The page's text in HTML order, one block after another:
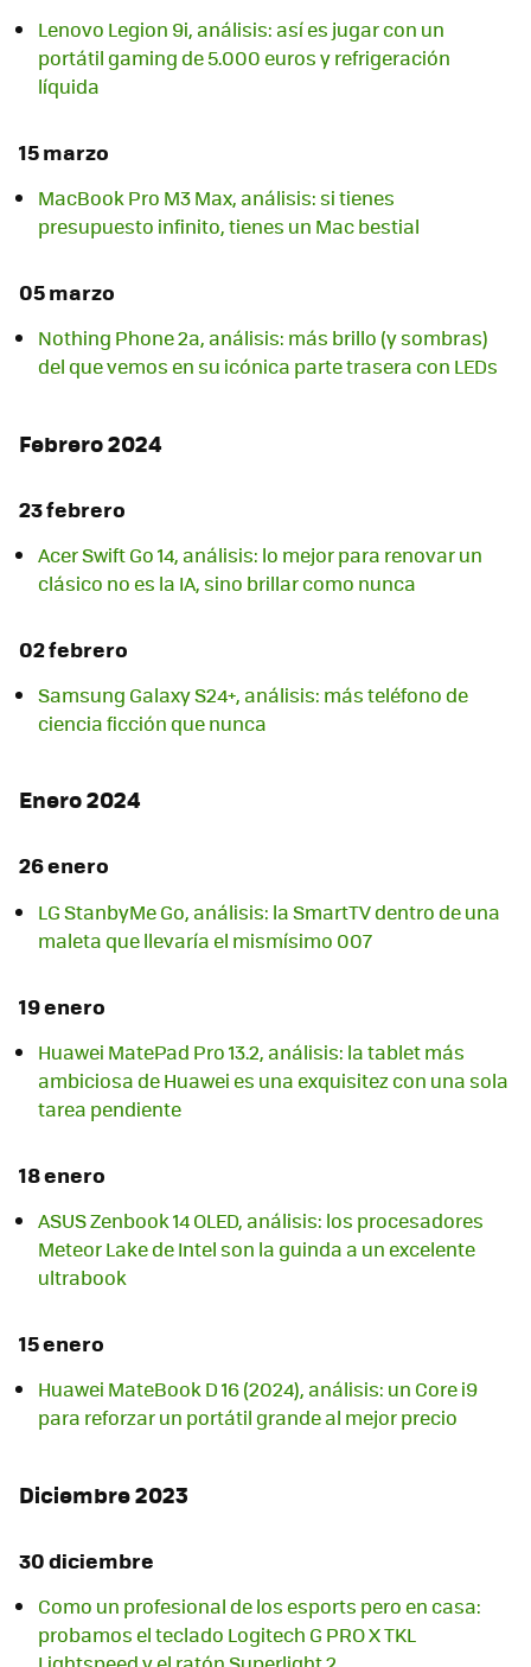
Lenovo Legion 9i, análisis: así es jugar con un
portátil gaming de 5.000 euros y refrigeración
líquida
15 marzo
MacBook Pro M3 Max, análisis: si tienes
presupuesto infinito, tienes un Mac bestial
05 marzo
Nothing Phone 2a, análisis: más brillo (y sombras)
del que vemos en su icónica parte trasera con LEDs
Febrero 2024
23 febrero
Acer Swift Go 14, análisis: lo mejor para renovar un
clásico no es la IA, sino brillar como nunca
02 febrero
Samsung Galaxy S24+, análisis: más teléfono de
ciencia ficción que nunca
Enero 2024
26 enero
LG StanbyMe Go, análisis: la SmartTV dentro de una
maleta que llevaría el mismísimo 007
19 enero
Huawei MatePad Pro 13.2, análisis: la tablet más
ambiciosa de Huawei es una exquisitez con una sola
tarea pendiente
18 enero
ASUS Zenbook 14 OLED, análisis: los procesadores
Meteor Lake de Intel son la guinda a un excelente
ultrabook
15 enero
Huawei MateBook D 16 (2024), análisis: un Core i9
para reforzar un portátil grande al mejor precio
Diciembre 2023
30 diciembre
Como un profesional de los esports pero en casa:
probamos el teclado Logitech G PRO X TKL